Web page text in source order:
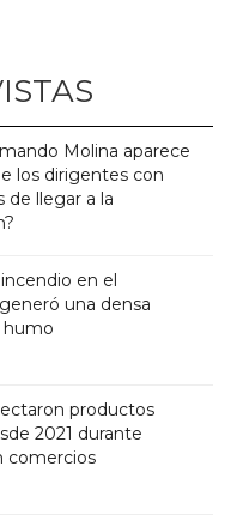
Molina aparece
los dirigentes con
de llegar a la
en el
una densa
humo
productos
2021 durante
comercios